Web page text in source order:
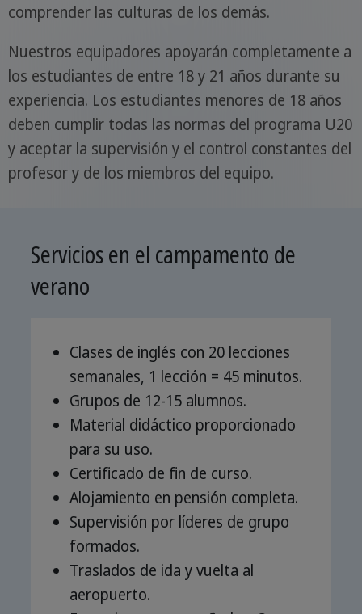
comprender las culturas de los demás.
Nuestros equipadores apoyarán completamente a
los estudiantes de entre 18 y 21 años durante su
experiencia. Los estudiantes menores de 18 años
deben cumplir todas las normas del programa U20
y aceptar la supervisión y el control constantes del
profesor y de los miembros del equipo.
Servicios en el campamento de
verano
Clases de inglés con 20 lecciones
semanales, 1 lección = 45 minutos.
Grupos de 12-15 alumnos.
Material didáctico proporcionado
para su uso.
Certificado de fin de curso.
Alojamiento en pensión completa.
Supervisión por líderes de grupo
formados.
Traslados de ida y vuelta al
aeropuerto.